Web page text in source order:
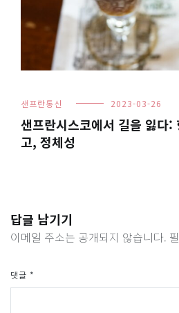
샌프란통신 2023-03-26
샌프란시스코에서 길을 잃다:
고, 정체성
답글 남기기
이메일 주소는 공개되지 않습니다.
댓글 *